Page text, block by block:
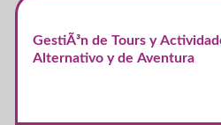
GestiÃ³n de Tours y
Alternativo y de Aventura